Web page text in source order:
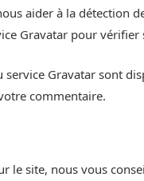
aider à la détection
Gravatar pour vérifier
service Gravatar sont
commentaire.
le site, nous vous